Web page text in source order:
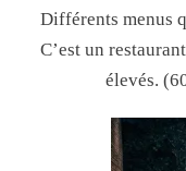
Différents menus
C’est un
élevés.